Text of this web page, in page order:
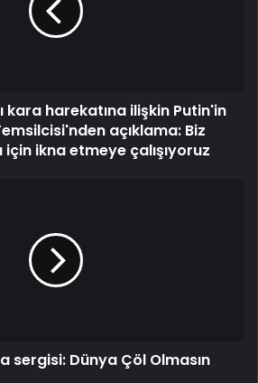
kara harekatına ilişkin Putin'in
açıklama: Biz
ikna etmeye çalışıyoruz
sergisi: Dünya Çöl Olmasın